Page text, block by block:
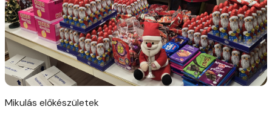
Mikulás előkészületek